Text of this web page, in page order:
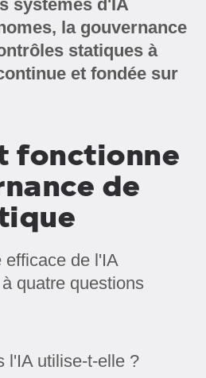
systèmes d'IA
la gouvernance
statiques à
et fondée sur
fonctionne
de
efficace de l'IA
quatre questions
l'IA utilise-t-elle ?